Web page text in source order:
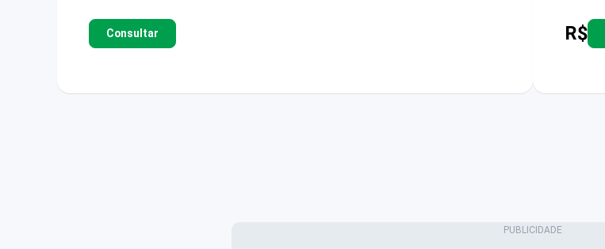
Consultar R$